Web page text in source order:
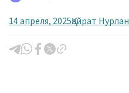
14 апреля, 2025Қайрат Нурлан